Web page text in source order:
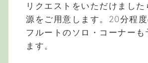
リクエストをいただけまし
源をご用意します。20分程
フルートのソロ・コーナーも
ます。